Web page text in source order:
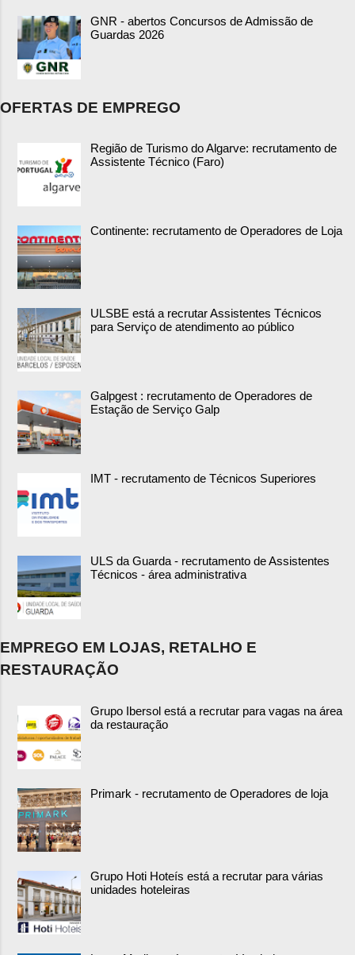
GNR - abertos Concursos de Admissão de
Guardas 2026
OFERTAS DE EMPREGO
Região de Turismo do Algarve: recrutamento de
Assistente Técnico (Faro)
Continente: recrutamento de Operadores de Loja
ULSBE está a recrutar Assistentes Técnicos
para Serviço de atendimento ao público
Galpgest : recrutamento de Operadores de
Estação de Serviço Galp
IMT - recrutamento de Técnicos Superiores
ULS da Guarda - recrutamento de Assistentes
Técnicos - área administrativa
EMPREGO EM LOJAS, RETALHO E
RESTAURAÇÃO
Grupo Ibersol está a recrutar para vagas na área
da restauração
Primark - recrutamento de Operadores de loja
Grupo Hoti Hoteís está a recrutar para várias
unidades hoteleiras